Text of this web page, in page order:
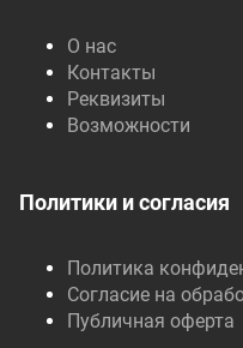
О нас
Контакты
Реквизиты
Возможности
Политики и согласия
Политика
Согласие на
Публичная оферта